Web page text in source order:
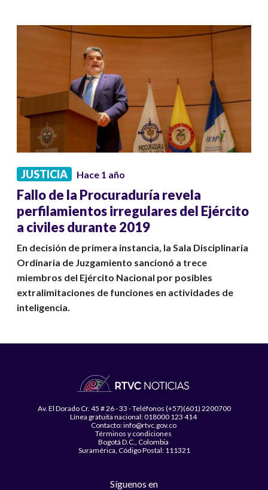
JUSTICIA Hace 1 año
Fallo de la Procuraduría revela
perfilamientos irregulares del Ejército
a civiles durante 2019
En decisión de primera instancia, la Sala Disciplinaria
Ordinaria de Juzgamiento sancionó a trece
miembros del Ejército Nacional por posibles
extralimitaciones de funciones en actividades de
inteligencia.
Av. El Dorado Cr. 45 # 26 - 33 - Teléfonos (+57)(601) 2200700
Línea gratuita nacional: 018000 123 414
Contacto: info@rtvc.gov.co
Términos y condiciones
Bogotá D.C., Colombia
Suramérica, Código Postal: 111321
Síguenos en